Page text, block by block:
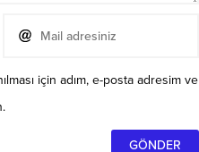
için adım, e-posta adresim ve